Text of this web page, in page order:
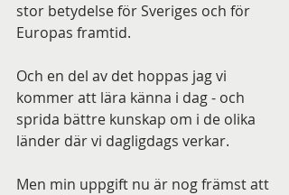
stor betydelse för Sveriges och för
Europas framtid.
Och en del av det hoppas jag vi
kommer att lära känna i dag - och
sprida bättre kunskap om i de olika
länder där vi dagligdags verkar.
Men min uppgift nu är nog främst att